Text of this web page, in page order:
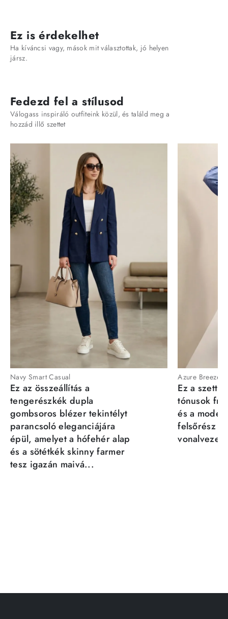
Ez is érdekelhet
Ha kíváncsi vagy, mások mit választottak, jó helyen
jársz.
Fedezd fel a stílusod
Válogass inspiráló outfiteink közül, és találd meg a
hozzád illő szettet
Navy Smart Casual
Ez az összeállítás a
tengerészkék dupla
gombsoros blézer tekintélyt
parancsoló eleganciájára
épül, amelyet a hófehér alap
és a sötétkék skinny farmer
tesz igazán maivá...
Azure Breeze
Ez a szett
tónusok
és a
felsőrész